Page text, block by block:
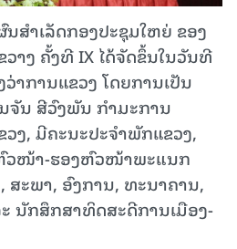
ສຳເລັດກອງປະຊຸມໃຫຍ່ ຂອງ
າງ ຄັ້ງທີ IX ໄດ້ຈັດຂຶ້ນໃນວັນທີ
າການແຂວງ ໂດຍການເປັນ
ຈັນ ສີວົງພັນ ກຳມະການ
ງ, ມີຄະນະປະຈຳພັກແຂວງ,
ວໜ້າ-ຮອງຫົວໜ້າພະແນກ
ສະພາ, ອົງການ, ທະນາຄານ,
ນັກສຶກສາທິດສະດີການເມືອງ-